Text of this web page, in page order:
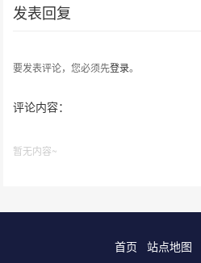
发表回复
要发表评论，您必须先登录。
评论内容：
暂无内容~
首页 站点地图